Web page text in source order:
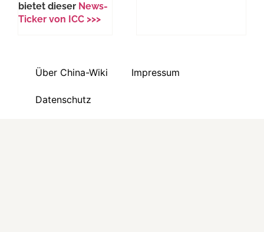
bietet dieser News-
Ticker von ICC >>>
Über China-Wiki Impressum
Datenschutz